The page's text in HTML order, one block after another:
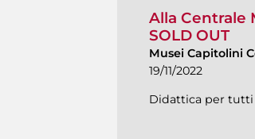
Alla Centrale
SOLD OUT
Musei Capitolini
19/11/2022
Didattica per tutti